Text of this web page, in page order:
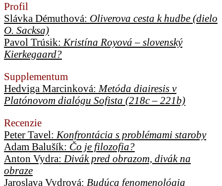
Profil
Slávka Démuthová: Oliverova cesta k hudbe (dielo
O. Sacksa)
Pavol Trúsik: Kristína Royová – slovenský
Kierkegaard?
Supplementum
Hedviga Marcinková: Metóda diairesis v
Platónovom dialógu Sofista (218c – 221b)
Recenzie
Peter Tavel: Konfrontácia s problémami staroby
Adam Balušík: Čo je filozofia?
Anton Vydra: Divák pred obrazom, divák na
obraze
Jaroslava Vydrová: Budúca fenomenológia